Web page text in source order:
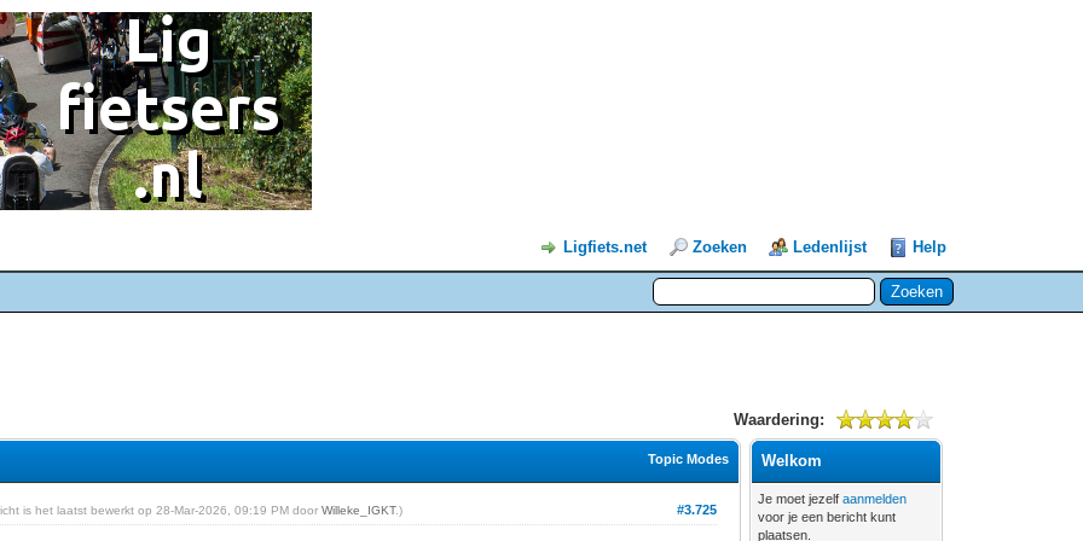
Ligfiets.net Zoeken Ledenlijst Help
Waardering:
Topic Modes
#3.725
is het laatst bewerkt op 28-Mar-2026, 09:19 PM doorWilleke_IGKT.)
Welkom
Je moet jezelfaanmelden
voor je een bericht kunt
plaatsen.